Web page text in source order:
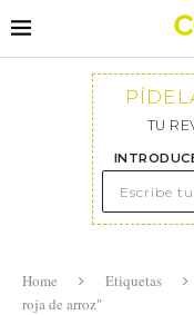
TU
Home Etiquetas
roja de arroz"